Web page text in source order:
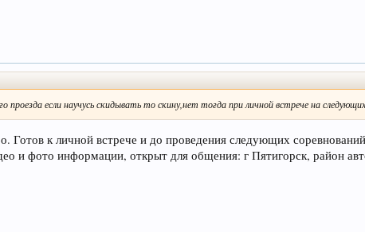
проезда если научусь скидывать то скину,нет тогда при личной встрече на
Готов к личной встрече и до проведения следующих
и фото информации, открыт для общения: г Пятигорск, район